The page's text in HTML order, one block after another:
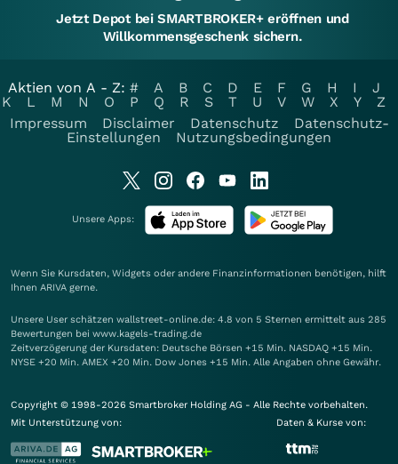
Jetzt Depot bei SMARTBROKER+ eröffnen und
Willkommensgeschenk sichern.
Aktien von A - Z: # A B C D E F G H I
J
K
L M N O P Q R S T U V W X Y
Z
Impressum
Disclaimer Datenschutz
Datenschutz-
Einstellungen
Nutzungsbedingungen
Unsere Apps:
Wenn Sie Kursdaten, Widgets oder andere Finanzinformationen benötigen, hilft
Ihnen ARIVA gerne.
Unsere User schätzen wallstreet-online.de: 4.8 von 5 Sternen ermittelt aus 285
Bewertungen bei www.kagels-trading.de
Zeitverzögerung der Kursdaten: Deutsche Börsen +15 Min. NASDAQ +15 Min.
NYSE +20 Min. AMEX +20 Min. Dow Jones +15 Min. Alle Angaben ohne Gewähr.
Copyright © 1998-2026 Smartbroker Holding AG - Alle Rechte vorbehalten.
Mit Unterstützung von:
Daten & Kurse von: